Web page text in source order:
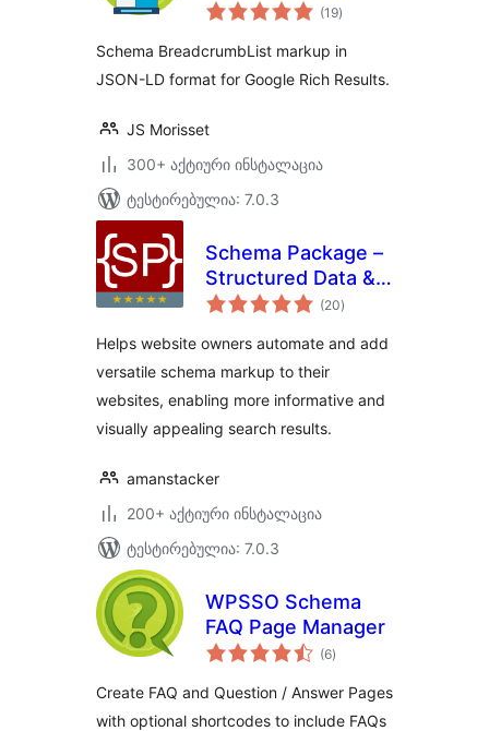
Markup
(19საერთო
რეიტინგი
)
Schema BreadcrumbList markup in
JSON-LD format for Google Rich Results.
JS Morisset
300+ აქტიური ინსტალაცია
ტესტირებულია: 7.0.3
Schema Package –
Structured Data &
Rich Snippets Tool
(20საერთო
რეიტინგი
)
Helps website owners automate and add
versatile schema markup to their
websites, enabling more informative and
visually appealing search results.
amanstacker
200+ აქტიური ინსტალაცია
ტესტირებულია: 7.0.3
WPSSO Schema
FAQ Page Manager
(6საერთო
რეიტინგი
)
Create FAQ and Question / Answer Pages
with optional shortcodes to include FAQs